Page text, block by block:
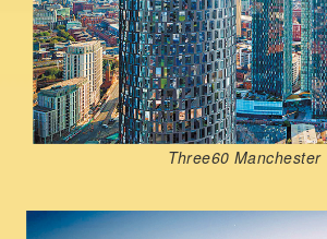
Three60 Manchester